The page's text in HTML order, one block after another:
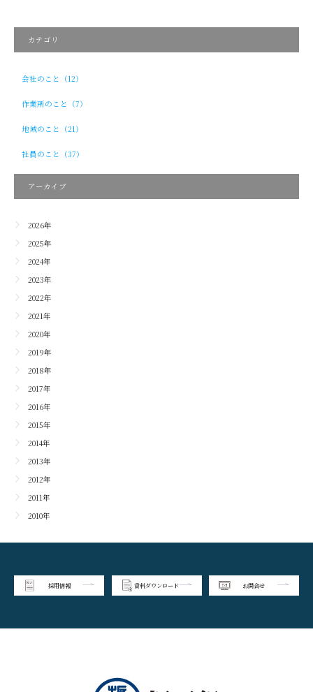
カテゴリ
会社のこと（12）
作業所のこと（7）
地域のこと（21）
社員のこと（37）
アーカイブ
2026年
2025年
2024年
2023年
2022年
2021年
2020年
2019年
2018年
2017年
2016年
2015年
2014年
2013年
2012年
2011年
2010年
採用情報 資料ダウンロード お問合せ